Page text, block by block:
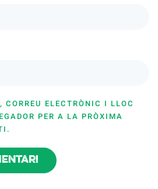
CORREU ELECTRÒNIC I LLOC
PER A LA PRÒXIMA